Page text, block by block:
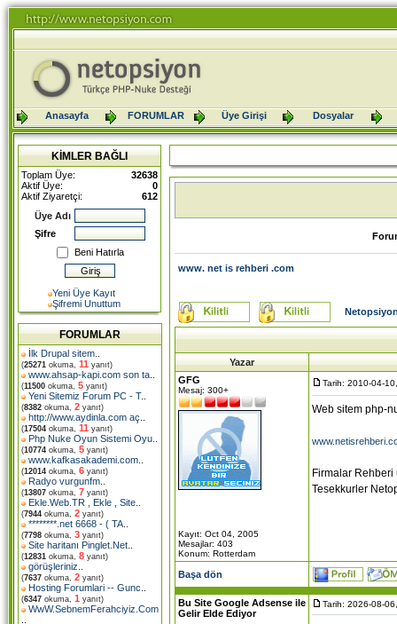
Anasayfa FORUMLAR Üye Girişi Dosyalar
KİMLER BAĞLI
Toplam Üye:
32638
Aktif Üye:
0
Aktif Ziyaretçi:
612
Üye Adı
Şifre
Beni Hatırla
Yeni Üye Kayıt
Şifremi Unuttum
FORUMLAR
İlk Drupal sitem
(25271 okuma, 11 yanıt)
www.ahsap-kapi.com son ta
(11500 okuma, 5 yanıt)
Yeni Sitemiz Forum PC - T..
(8382 okuma, 2 yanıt)
http://www.aydinla.com aç
(17504 okuma, 11 yanıt)
Php Nuke Oyun Sistemi Oyu
(10774 okuma, 5 yanıt)
www.kafkasakademi.com
(12014 okuma, 6 yanıt)
Radyo vurgunfm
(13807 okuma, 7 yanıt)
Ekle.Web.TR , Ekle , Site
(7944 okuma, 2 yanıt)
********.net 6668 - ( TA
(7798 okuma, 3 yanıt)
Site haritanı Pinglet.Net
(12831 okuma, 8 yanıt)
görüşleriniz
(7637 okuma, 2 yanıt)
Hosting Forumlari -- Gunc
(6347 okuma, 1 yanıt)
WwW.SebnemFerahciyiz.Com
www. net is rehberi .com
Yazar
GFG
Mesaj: 300+
Kayıt: Oct 04, 2005
Mesajlar: 403
Konum: Rotterdam
Tarih: 2010-04-
Web sitem php-
Firmalar
Tesekkurler
Başa dön
Bu Site Google Adsense ile
Gelir Elde Ediyor
Tarih: 2026-08-